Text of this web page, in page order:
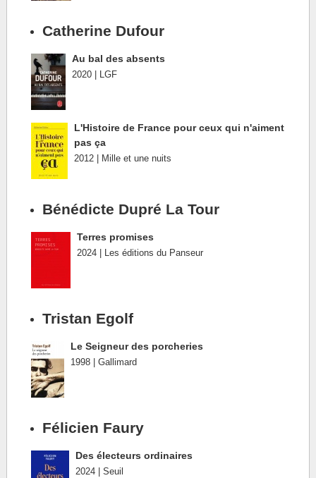
Catherine Dufour
Au bal des absents
2020 | LGF
L'Histoire de France pour ceux qui n'aiment
pas ça
2012 | Mille et une nuits
Bénédicte Dupré La Tour
Terres promises
2024 | Les éditions du Panseur
Tristan Egolf
Le Seigneur des porcheries
1998 | Gallimard
Félicien Faury
Des électeurs ordinaires
2024 | Seuil